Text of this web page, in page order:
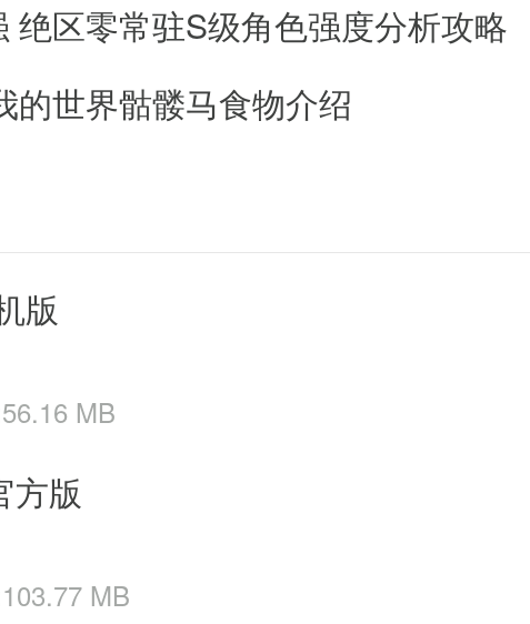
根据定位快速来接人
国内外大小城镇都有办法叫到车
法偷偷绕道搞小动作
，又或者当成计程车使用，滴滴出
绝区零常驻S级角色强度分析攻略
的世界骷髅马食物介绍
版
MB
方版
MB